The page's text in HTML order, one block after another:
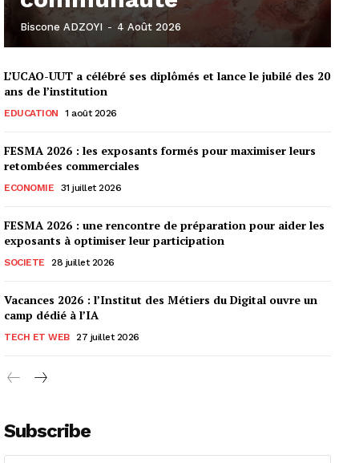
Biscone ADZOYI - 4 Août 2026
L’UCAO-UUT a célébré ses diplômés et lance le jubilé des 20
ans de l’institution
EDUCATION 1 août 2026
FESMA 2026 : les exposants formés pour maximiser leurs
retombées commerciales
ECONOMIE 31 juillet 2026
FESMA 2026 : une rencontre de préparation pour aider les
exposants à optimiser leur participation
SOCIETE 28 juillet 2026
Vacances 2026 : l’Institut des Métiers du Digital ouvre un
camp dédié à l’IA
TECH ET WEB 27 juillet 2026
Subscribe